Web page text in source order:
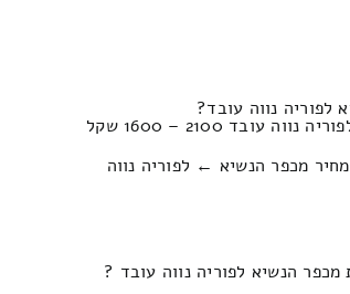
כמה עולה פירוק והרכבה של הובלות דירת חדר 1x מחיר מכפר הנשיא ← לפוריה נווה